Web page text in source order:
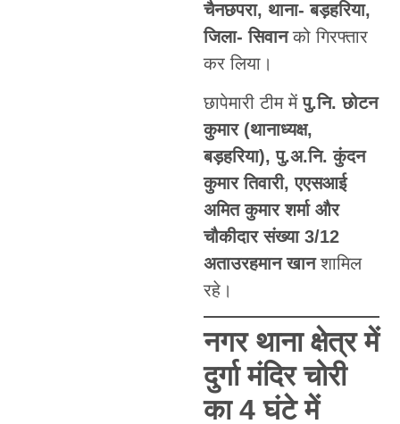
चैनछपरा, थाना- बड़हरिया,
जिला- सिवानको गिरफ्तार
कर लिया।
छापेमारी टीम मेंपु.नि. छोटन
कुमार (थानाध्यक्ष,
बड़हरिया), पु.अ.नि. कुंदन
कुमार तिवारी, एएसआई
अमित कुमार शर्मा और
चौकीदार संख्या 3/12
अताउरहमान खानशामिल
रहे।
नगर थाना क्षेत्र में
दुर्गा मंदिर चोरी
का 4 घंटे में